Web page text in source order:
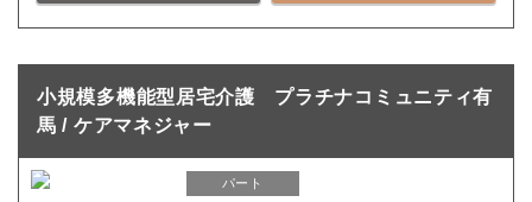
小規模多機能型居宅介護 プラチナコミュニティ有
馬 / ケアマネジャー
パート